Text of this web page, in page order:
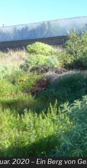
2020 – Ein Berg von